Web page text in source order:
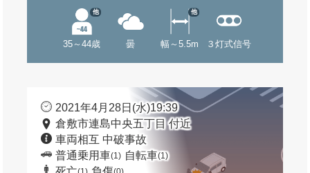
35～44歳
他
曇 幅～5.5m
他
３灯式信号
2021年4月28日(水)19:39
倉敷市連島中央五丁目 付近
車両相互 中破事故
普通乗用車(1) 自転車(1)